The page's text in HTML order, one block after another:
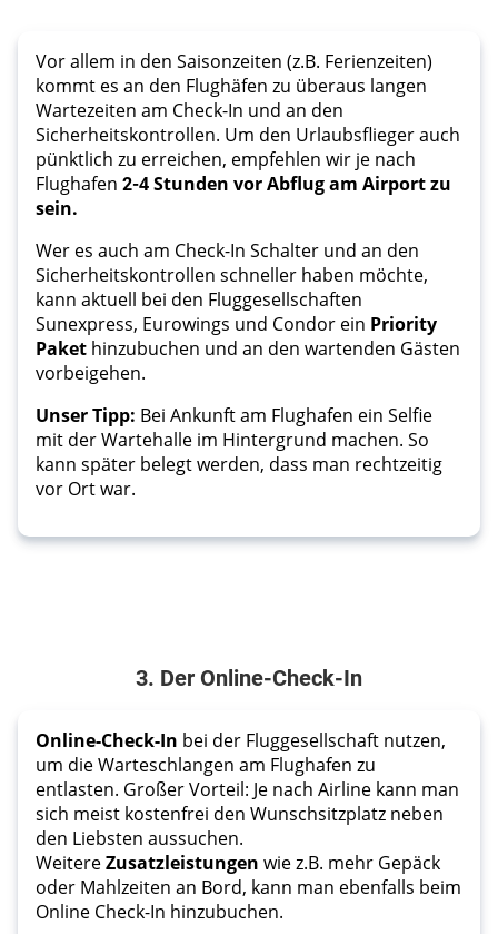
Vor allem in den Saisonzeiten (z.B. Ferienzeiten)
kommt es an den Flughäfen zu überaus langen
Wartezeiten am Check-In und an den
Sicherheitskontrollen. Um den Urlaubsflieger auch
pünktlich zu erreichen, empfehlen wir je nach
Flughafen 2-4 Stunden vor Abflug am Airport zu
sein.
Wer es auch am Check-In Schalter und an den
Sicherheitskontrollen schneller haben möchte,
kann aktuell bei den Fluggesellschaften
Sunexpress, Eurowings und Condor ein Priority
Paket hinzubuchen und an den wartenden Gästen
vorbeigehen.
Unser Tipp: Bei Ankunft am Flughafen ein Selfie
mit der Wartehalle im Hintergrund machen. So
kann später belegt werden, dass man rechtzeitig
vor Ort war.
3. Der Online-Check-In
Online-Check-In bei der Fluggesellschaft nutzen,
um die Warteschlangen am Flughafen zu
entlasten. Großer Vorteil: Je nach Airline kann man
sich meist kostenfrei den Wunschsitzplatz neben
den Liebsten aussuchen.
Weitere Zusatzleistungen wie z.B. mehr Gepäck
oder Mahlzeiten an Bord, kann man ebenfalls beim
Online Check-In hinzubuchen.